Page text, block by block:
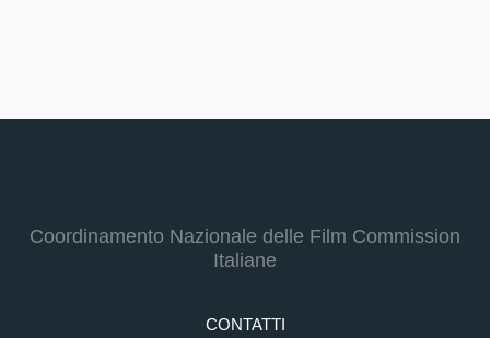
Coordinamento Nazionale delle Film Commission
Italiane
CONTATTI